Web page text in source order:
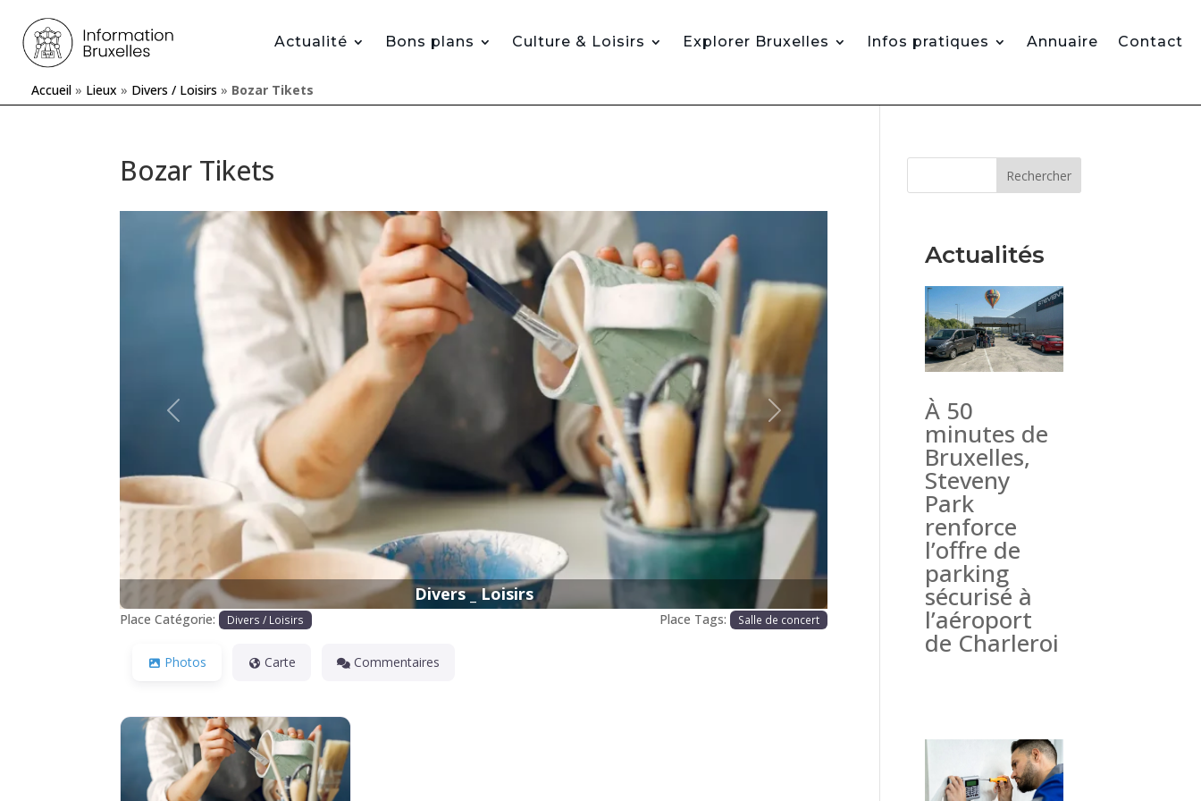
Actualité Bons plans Culture & Loisirs Explorer Bruxelles Infos pratiques Annuaire Contact
Accueil » Lieux » Divers / Loisirs » Bozar Tikets
Bozar Tikets
Divers _ Loisirs
Précédente Prochaine
Place Catégorie: Divers / Loisirs Place Tags: Salle de concert
Photos Carte Commentaires
Rechercher
Actualités
À 50
minutes de
Bruxelles,
Steveny
Park
renforce
l’offre de
parking
sécurisé à
l’aéroport
de Charleroi